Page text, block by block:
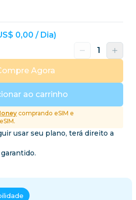
0,00 / Dia)
ao carrinho
Agora
comprando eSIM e
usar seu plano, terá direito a